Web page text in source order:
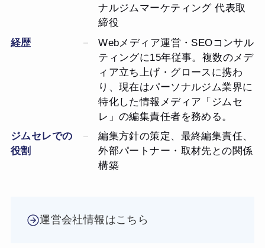
ナルジムマーケティング 代表取
締役
経歴
Webメディア運営・SEOコンサル
ティングに15年従事。複数のメデ
ィア立ち上げ・グロースに携わ
り、現在はパーソナルジム業界に
特化した情報メディア「ジムセ
レ」の編集責任者を務める。
ジムセレでの
役割
編集方針の策定、最終編集責任、
外部パートナー・取材先との関係
構築
運営会社情報はこちら